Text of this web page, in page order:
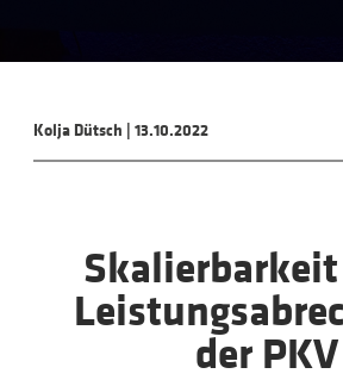
Kolja Dütsch 13.10.2022
der PKV